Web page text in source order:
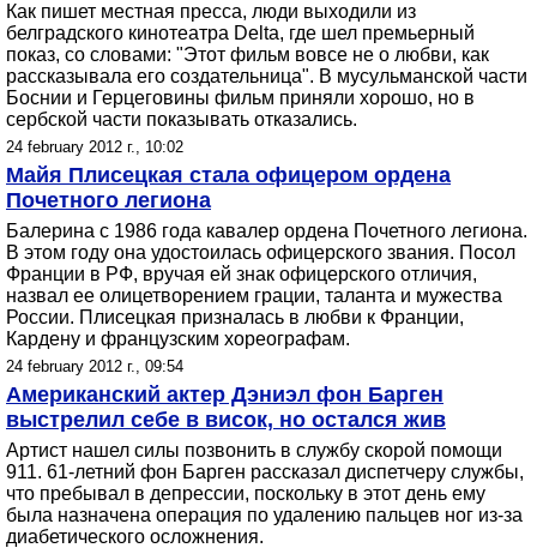
Как пишет местная пресса, люди выходили из
белградского кинотеатра Delta, где шел премьерный
показ, со словами: "Этот фильм вовсе не о любви, как
рассказывала его создательница". В мусульманской части
Боснии и Герцеговины фильм приняли хорошо, но в
сербской части показывать отказались.
24 february 2012 г., 10:02
Майя Плисецкая стала офицером ордена
Почетного легиона
Балерина с 1986 года кавалер ордена Почетного легиона.
В этом году она удостоилась офицерского звания. Посол
Франции в РФ, вручая ей знак офицерского отличия,
назвал ее олицетворением грации, таланта и мужества
России. Плисецкая призналась в любви к Франции,
Кардену и французским хореографам.
24 february 2012 г., 09:54
Американский актер Дэниэл фон Барген
выстрелил себе в висок, но остался жив
Артист нашел силы позвонить в службу скорой помощи
911. 61-летний фон Барген рассказал диспетчеру службы,
что пребывал в депрессии, поскольку в этот день ему
была назначена операция по удалению пальцев ног из-за
диабетического осложнения.